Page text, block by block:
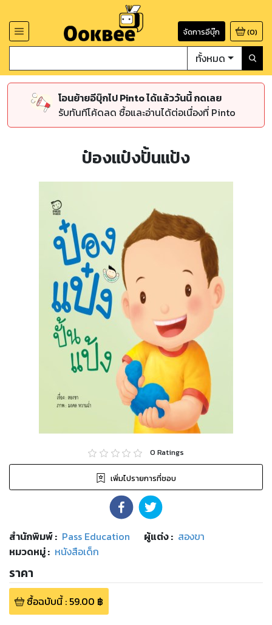
จัดการอีบุ๊ก (0)
ทั้งหมด
โอนย้ายอีบุ๊กไป Pinto ได้แล้ววันนี้ กดเลย
รับทันทีโค้ดลด ซื้อและอ่านได้ต่อเนื่องที่ Pinto
ป๋องแป๋งปั้นแป้ง
0 Ratings
เพิ่มไปรายการที่ชอบ
สำนักพิมพ์: Pass Education ผู้แต่ง : สองขา
หมวดหมู่: หนังสือเด็ก
ราคา
ซื้อฉบับนี้: 59.00 ฿